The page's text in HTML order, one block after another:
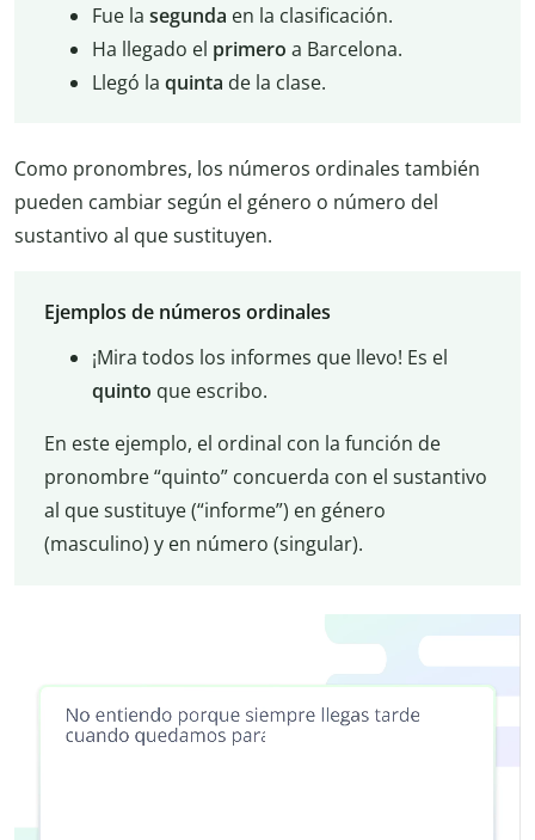
Fue la segunda en la clasificación.
Ha llegado el primero a Barcelona.
Llegó la quinta de la clase.
Como pronombres, los números ordinales también
pueden cambiar según el género o número del
sustantivo al que sustituyen.
Ejemplos de números ordinales
¡Mira todos los informes que llevo! Es el
quinto que escribo.
En este ejemplo, el ordinal con la función de
pronombre “quinto” concuerda con el sustantivo
al que sustituye (“informe”) en género
(masculino) y en número (singular).